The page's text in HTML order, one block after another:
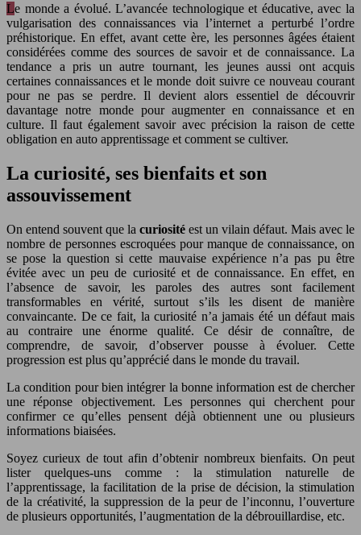
Le monde a évolué. L’avancée technologique et éducative, avec la
vulgarisation des connaissances via l’internet a perturbé l’ordre
préhistorique. En effet, avant cette ère, les personnes âgées étaient
considérées comme des sources de savoir et de connaissance. La
tendance a pris un autre tournant, les jeunes aussi ont acquis
certaines connaissances et le monde doit suivre ce nouveau courant
pour ne pas se perdre. Il devient alors essentiel de découvrir
davantage notre monde pour augmenter en connaissance et en
culture. Il faut également savoir avec précision la raison de cette
obligation en auto apprentissage et comment se cultiver.
La curiosité, ses bienfaits et son
assouvissement
On entend souvent que la curiosité est un vilain défaut. Mais avec le
nombre de personnes escroquées pour manque de connaissance, on
se pose la question si cette mauvaise expérience n’a pas pu être
évitée avec un peu de curiosité et de connaissance. En effet, en
l’absence de savoir, les paroles des autres sont facilement
transformables en vérité, surtout s’ils les disent de manière
convaincante. De ce fait, la curiosité n’a jamais été un défaut mais
au contraire une énorme qualité. Ce désir de connaître, de
comprendre, de savoir, d’observer pousse à évoluer. Cette
progression est plus qu’apprécié dans le monde du travail.
La condition pour bien intégrer la bonne information est de chercher
une réponse objectivement. Les personnes qui cherchent pour
confirmer ce qu’elles pensent déjà obtiennent une ou plusieurs
informations biaisées.
Soyez curieux de tout afin d’obtenir nombreux bienfaits. On peut
lister quelques-uns comme : la stimulation naturelle de
l’apprentissage, la facilitation de la prise de décision, la stimulation
de la créativité, la suppression de la peur de l’inconnu, l’ouverture
de plusieurs opportunités, l’augmentation de la débrouillardise, etc.